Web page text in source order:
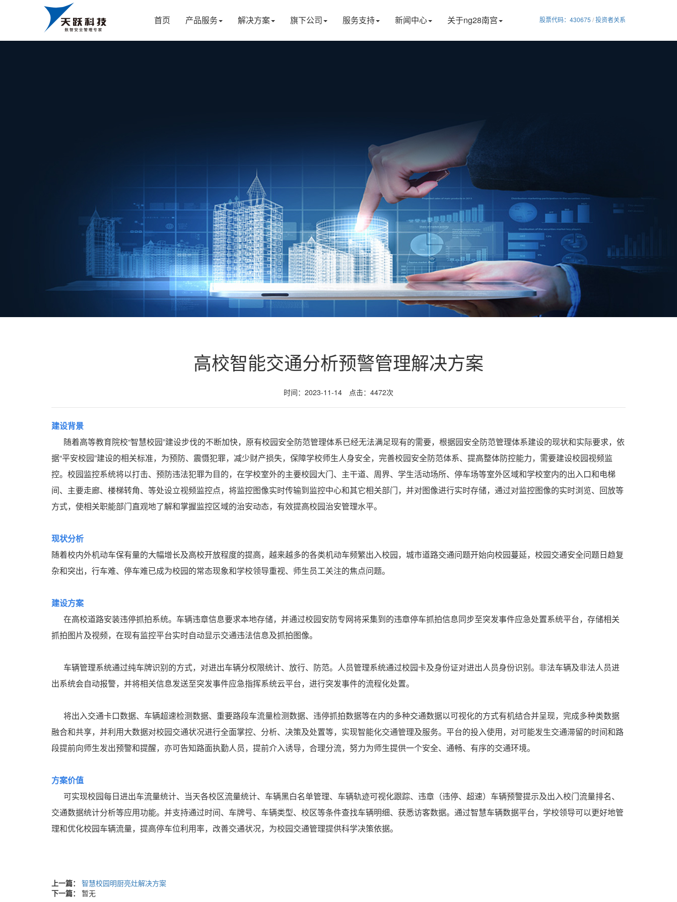
首页 产品服务 解决方案 旗下公司 服务支持 新闻中心 关于ng28南宫 股票代码：430675 /投资者关系
高校智能交通分析预警管理解决方案
时间：2023-11-14 点击：4472次
建设背景
随着高等教育院校“智慧校园”建设步伐的不断加快，原有校园安全防范管理体系已经无法满足现有的需要，根据园安全防范管理体系建设的现状和实际要求，依
据“平安校园”建设的相关标准，为预防、震慑犯罪，减少财产损失，保障学校师生人身安全，完善校园安全防范体系、提高整体防控能力，需要建设校园视频监
控。校园监控系统将以打击、预防违法犯罪为目的，在学校室外的主要校园大门、主干道、周界、学生活动场所、停车场等室外区域和学校室内的出入口和电梯
间、主要走廊、楼梯转角、等处设立视频监控点，将监控图像实时传输到监控中心和其它相关部门，并对图像进行实时存储，通过对监控图像的实时浏览、回放等
方式，使相关职能部门直观地了解和掌握监控区域的治安动态，有效提高校园治安管理水平。
现状分析
随着校内外机动车保有量的大幅增长及高校开放程度的提高，越来越多的各类机动车频繁出入校园，城市道路交通问题开始向校园蔓延，校园交通安全问题日趋复
杂和突出，行车难、停车难已成为校园的常态现象和学校领导重视、师生员工关注的焦点问题。
建设方案
在高校道路安装违停抓拍系统。车辆违章信息要求本地存储，并通过校园安防专网将采集到的违章停车抓拍信息同步至突发事件应急处置系统平台，存储相关
抓拍图片及视频，在现有监控平台实时自动显示交通违法信息及抓拍图像。
车辆管理系统通过纯车牌识别的方式，对进出车辆分权限统计、放行、防范。人员管理系统通过校园卡及身份证对进出人员身份识别。非法车辆及非法人员进
出系统会自动报警，并将相关信息发送至突发事件应急指挥系统云平台，进行突发事件的流程化处置。
将出入交通卡口数据、车辆超速检测数据、重要路段车流量检测数据、违停抓拍数据等在内的多种交通数据以可视化的方式有机结合并呈现，完成多种类数据
融合和共享，并利用大数据对校园交通状况进行全面掌控、分析、决策及处置等，实现智能化交通管理及服务。平台的投入使用，对可能发生交通滞留的时间和路
段提前向师生发出预警和提醒，亦可告知路面执勤人员，提前介入诱导，合理分流，努力为师生提供一个安全、通畅、有序的交通环境。
方案价值
可实现校园每日进出车流量统计、当天各校区流量统计、车辆黑白名单管理、车辆轨迹可视化跟踪、违章（违停、超速）车辆预警提示及出入校门流量排名、
交通数据统计分析等应用功能。并支持通过时间、车牌号、车辆类型、校区等条件查找车辆明细、获悉访客数据。通过智慧车辆数据平台，学校领导可以更好地管
理和优化校园车辆流量，提高停车位利用率，改善交通状况，为校园交通管理提供科学决策依据。
上一篇：
智慧校园明厨亮灶解决方案
下一篇：
暂无